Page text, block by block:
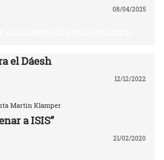
08/04/2025
el Dáesh
12/12/2022
Martin Klamper
a ISIS”
21/02/2020